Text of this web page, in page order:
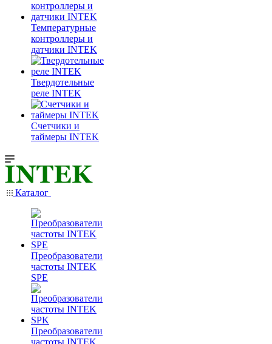
Температурные
контроллеры и
датчики INTEK
Твердотельные
реле INTEK
Счетчики и
таймеры INTEK
Каталог
Преобразователи
частоты INTEK
SPE
Преобразователи
частоты INTEK